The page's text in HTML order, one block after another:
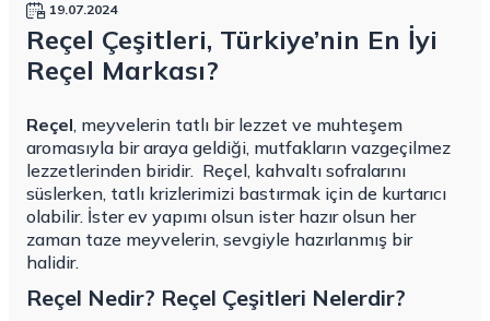
19.07.2024
Reçel Çeşitleri, Türkiye’nin En İyi
Reçel Markası?
Reçel, meyvelerin tatlı bir lezzet ve muhteşem
aromasıyla bir araya geldiği, mutfakların vazgeçilmez
lezzetlerinden biridir. Reçel, kahvaltı sofralarını
süslerken, tatlı krizlerimizi bastırmak için de kurtarıcı
olabilir. İster ev yapımı olsun ister hazır olsun her
zaman taze meyvelerin, sevgiyle hazırlanmış bir
halidir.
Reçel Nedir? Reçel Çeşitleri Nelerdir?